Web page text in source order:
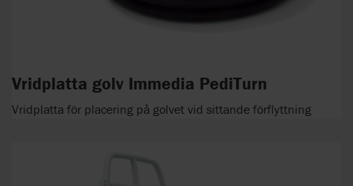
Vridplatta golv Immedia PediTurn
Vridplatta för placering på golvet vid sittande förflyttning